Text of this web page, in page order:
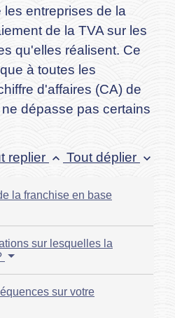
les entreprises de la
de la TVA sur les
qu'elles réalisent. Ce
à toutes les
d'affaires (CA) de
dépasse pas certains
replier keyboard_arrow_up Tout déplier keyboard_arrow_down
la franchise en base
sur lesquelles la
sur votre